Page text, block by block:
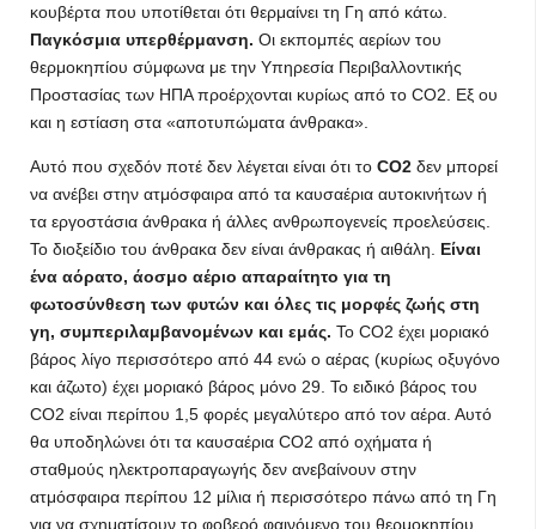
κουβέρτα που υποτίθεται ότι θερμαίνει τη Γη από κάτω.
Παγκόσμια υπερθέρμανση. Οι εκπομπές αερίων του
θερμοκηπίου σύμφωνα με την Υπηρεσία Περιβαλλοντικής
Προστασίας των ΗΠΑ προέρχονται κυρίως από το CO2. Εξ ου
και η εστίαση στα «αποτυπώματα άνθρακα».
Αυτό που σχεδόν ποτέ δεν λέγεται είναι ότι το CO2 δεν μπορεί
να ανέβει στην ατμόσφαιρα από τα καυσαέρια αυτοκινήτων ή
τα εργοστάσια άνθρακα ή άλλες ανθρωπογενείς προελεύσεις.
Το διοξείδιο του άνθρακα δεν είναι άνθρακας ή αιθάλη. Είναι
ένα αόρατο, άοσμο αέριο απαραίτητο για τη
φωτοσύνθεση των φυτών και όλες τις μορφές ζωής στη
γη, συμπεριλαμβανομένων και εμάς. Το CO2 έχει μοριακό
βάρος λίγο περισσότερο από 44 ενώ ο αέρας (κυρίως οξυγόνο
και άζωτο) έχει μοριακό βάρος μόνο 29. Το ειδικό βάρος του
CO2 είναι περίπου 1,5 φορές μεγαλύτερο από τον αέρα. Αυτό
θα υποδηλώνει ότι τα καυσαέρια CO2 από οχήματα ή
σταθμούς ηλεκτροπαραγωγής δεν ανεβαίνουν στην
ατμόσφαιρα περίπου 12 μίλια ή περισσότερο πάνω από τη Γη
για να σχηματίσουν το φοβερό φαινόμενο του θερμοκηπίου.